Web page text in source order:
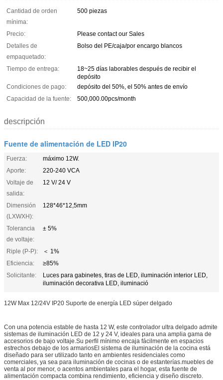
Cantidad de orden
mínima:
500 piezas
Precio:
Please contact our Sales
Detalles de
empaquetado:
Bolso del PE/caja/por encargo blancos
Tiempo de entrega:
18~25 días laborables después de recibir el
depósito
Condiciones de pago:
depósito del 50%, el 50% antes de envío
Capacidad de la fuente:
500,000.00pcs/month
descripción
Fuente de alimentación de LED IP20
Fuerza:
máximo 12W.
Aporte:
220-240 VCA
Voltaje de
salida:
12 V/ 24 V
Dimensión
(LXWXH):
128*46*12,5mm
Tolerancia
de voltaje:
± 5%
Riple (P-P):
＜ 1%
Eficiencia:
≥85%
Solicitante:
Luces para gabinetes, tiras de LED, iluminación interior LED,
iluminación decorativa LED, iluminació
12W Max 12/24V IP20 Suporte de energía LED súper delgado
Con una potencia estable de hasta 12 W, este controlador ultra delgado admite
sistemas de iluminación LED de 12 y 24 V, ideales para una amplia gama de
accesorios de bajo voltaje.Su perfil mínimo encaja fácilmente en espacios
estrechos debajo de los armariosEl sistema de iluminación de la cocina está
diseñado para ser utilizado tanto en ambientes residenciales como
comerciales, ya sea para iluminación de cocinas o de estanterías.muebles de
venta al por menor, o acentos ambientales para el hogar, esta fuente de
alimentación compacta combina rendimiento, eficiencia y diseño discreto.